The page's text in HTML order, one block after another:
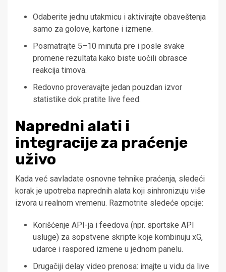
Odaberite jednu utakmicu i aktivirajte obaveštenja
samo za golove, kartone i izmene.
Posmatrajte 5–10 minuta pre i posle svake
promene rezultata kako biste uočili obrasce
reakcija timova.
Redovno proveravajte jedan pouzdan izvor
statistike dok pratite live feed.
Napredni alati i
integracije za praćenje
uživo
Kada već savladate osnovne tehnike praćenja, sledeći
korak je upotreba naprednih alata koji sinhronizuju više
izvora u realnom vremenu. Razmotrite sledeće opcije:
Korišćenje API-ja i feedova (npr. sportske API
usluge) za sopstvene skripte koje kombinuju xG,
udarce i raspored izmene u jednom panelu.
Drugačiji delay video prenosa: imajte u vidu da live